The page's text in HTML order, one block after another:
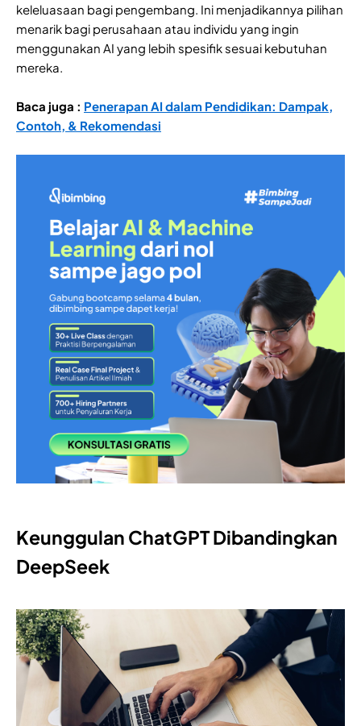
keleluasaan bagi pengembang. Ini menjadikannya pilihan
menarik bagi perusahaan atau individu yang ingin
menggunakan AI yang lebih spesifik sesuai kebutuhan
mereka.
Baca juga : Penerapan AI dalam Pendidikan: Dampak,
Contoh, & Rekomendasi
Keunggulan ChatGPT Dibandingkan
DeepSeek